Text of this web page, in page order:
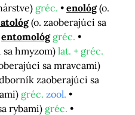
gréc. enológ (o.
(o. zaoberajúci sa
entomológ gréc.
sa hmyzom) lat. + gréc.
sa mravcami)
zaoberajúci sa
gréc. zool.
rybami) gréc.